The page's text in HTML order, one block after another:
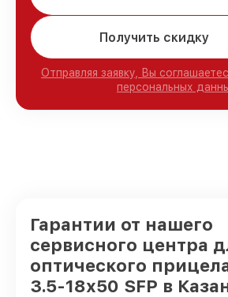
Получить скидку
Отправляя заявку, Вы
персональных
Гарантии от нашего
сервисного центра
оптического
3.5-18x50 SFP в